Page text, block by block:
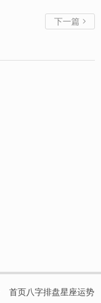
下一篇 
首页八字排盘星座运势